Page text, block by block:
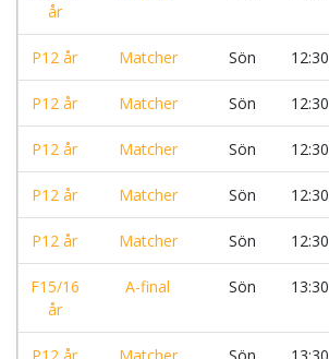
år
P12 år Matcher Sön 12:30
P12 år Matcher Sön 12:30
P12 år Matcher Sön 12:30
P12 år Matcher Sön 12:30
P12 år Matcher Sön 12:30
F15/16
år
A-final Sön 13:30